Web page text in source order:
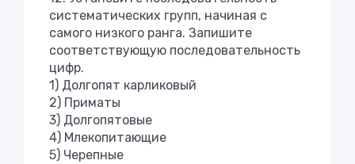
систематических групп, начиная с
самого низкого ранга. Запишите
соответствующую последовательность
цифр.
1) Долгопят карликовый
2) Приматы
3) Долгопятовые
4) Млекопитающие
5) Черепные